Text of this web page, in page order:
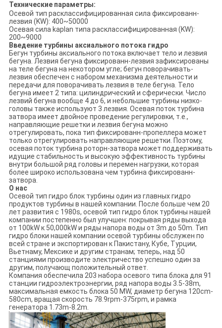
Технические параметры:
Осевой тип расклассифицированная сила фиксированн-
лезвия (KW): 400~50000
Осевая сила kaplan типа расклассифицированная (KW):
200~9000
Введение турбины аксиального потока гидро
Бегун турбины аксиального потока включает тело и лезвия
бегуна. Лезвия бегуна фиксированн-лезвия зафиксированы
на теле бегуна на некотором угле; бегун поворачивать-
лезвия обеспечен с набором механизма деятельности и
передачи для поворачивать лезвия в теле бегуна. Тело
бегуна имеет 2 типа: цилиндрический и сферически. Число
лезвий бегуна вообще 4 до 6, и небольшие турбины низко-
головы также используют 3 лезвия. Осевая поток турбина
затвора имеет двойное проведение регулировки, т.е.,
направляющие решетки и лезвия бегуна можно
отрегулировать, пока тип фиксированн-пропеллера может
только отрегулировать направляющие решетки. Поэтому,
осевая поток турбина роторн-затвора может поддерживать
идущие стабильность и высокую эффективность турбины
внутри большой ряд головы и перемен нагрузки, которая
более широко использована чем турбина фиксированн-
затвора.
О нас
Осевой тип гидро блок турбины один из главных гидро
продуктов турбины в нашей компании. После больше чем 20
лет развития с 1980s, осевой тип гидро блок турбины нашей
компании постепенно был улучшен: покрывая ряды выхода
от 100kW к 50,000kW и ряды напора воды от 3m до 50m. Тип
гидро блоки нашей компании осевой турбины обслужен по
всей стране и экспортирован к Пакистану, Кубе, Турции,
Вьетнаму, Мексике и другим странам; теперь, над 50
станциями производите электричество успешно один за
другим, получающ положительный ответ.
Компания обеспечила 203 набора осевого типа блока для 91
станции гидроэлектроэнергии, ряд напора воды 3.5-38m,
максимальная емкость блока 50 MW, диаметр бегуна 120cm-
580cm, вращая скорость 78.9rpm-375rpm, и рамка
генератора 1.73m-8.2m.